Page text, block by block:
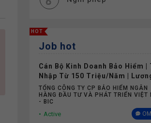
HOT
Job hot
Cán Bộ Kinh Doanh Bảo Hiểm |
Nhập Từ 150 Triệu/Năm |
Cứng Không Phụ Thuộc Doanh
TỔNG CÔNG TY CP BẢO HIỂM NGÂN
HÀNG ĐẦU TƯ VÀ PHÁT TRIỂN VIỆT
- BIC
Active